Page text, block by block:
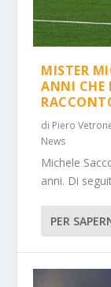
MISTER
ANNI CHE
di Piero
News
Michele
anni. Di
PER